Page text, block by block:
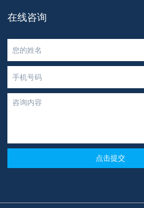
在线咨询
点击提交